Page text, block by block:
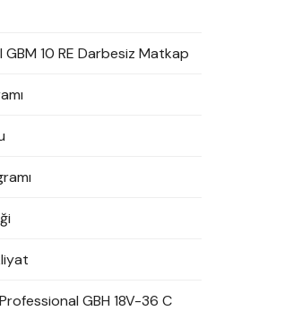
10 RE Darbesiz Matkap
GBH 18V-36 C